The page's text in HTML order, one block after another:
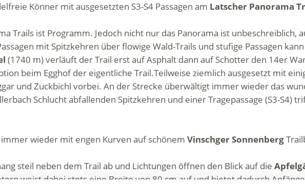
Könner mit ausgesetzten S3-S4 Passagen am Latscher Panorama
Trails ist Programm. Jedoch nicht nur das Panorama ist unbeschreiblich,
mit Spitzkehren über flowige Wald-Trails und stufige Passagen
(1740 m) verläuft der Trail erst auf Asphalt dann auf Schotter den 14er
beim Egghof der eigentliche Trail.Teilweise ziemlich ausgesetzt mit
und Zuckbichl vorbei. An der Strecke überwältigt immer wieder das
Schlucht abfallenden Spitzkehren und einer Tragepassage (S3-S4)
wieder mit engen Kurven auf schönem Vinschger Sonnenberg
steil neben dem Trail ab und Lichtungen öffnen den Blick auf die
weist dabei stets eine Breite von 80 cm auf und bietet dadurch